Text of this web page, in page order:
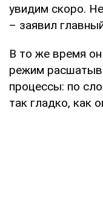
увидим скоро.
– заявил
В то же время
режим
процессы: по
так гладко, как